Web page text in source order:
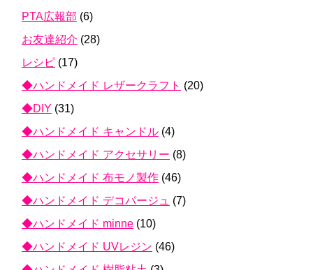
PTA広報部 (6)
お友達紹介 (28)
レシピ (17)
◆ハンドメイド レザークラフト (20)
◆DIY (31)
◆ハンドメイド キャンドル (4)
◆ハンドメイド アクセサリー (8)
◆ハンドメイド 布モノ製作 (46)
◆ハンドメイド デコパージュ (7)
◆ハンドメイド minne (10)
◆ハンドメイド UVレジン (46)